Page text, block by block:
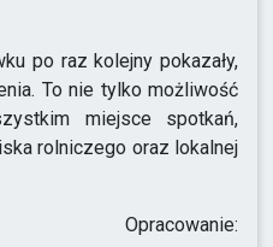
po raz kolejny pokazały,
To nie tylko możliwość
miejsce spotkań,
rolniczego oraz lokalnej
Opracowanie: